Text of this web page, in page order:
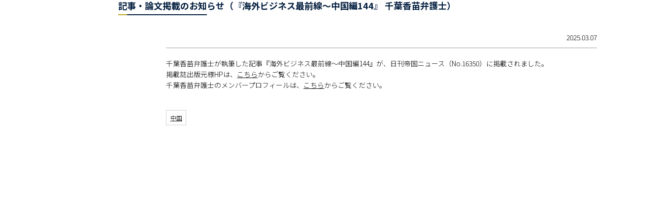
記事・論文掲載のお知らせ（『海外ビジネス最前線～中国編144』 千葉香苗弁護士）
2025.03.07
千葉香苗弁護士が執筆した記事『海外ビジネス最前線～中国編144』が、日刊帝国ニュース（No.16350）に掲載されました。
掲載誌出版元様HPは、 こちらからご覧ください。
千葉香苗弁護士のメンバープロフィールは、 こちらからご覧ください。
中国